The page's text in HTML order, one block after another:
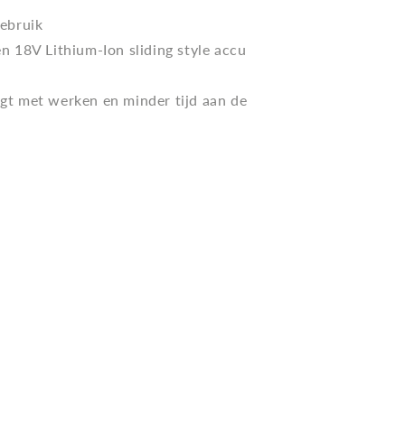
18V Lithium-Ion sliding style accu
met werken en minder tijd aan de